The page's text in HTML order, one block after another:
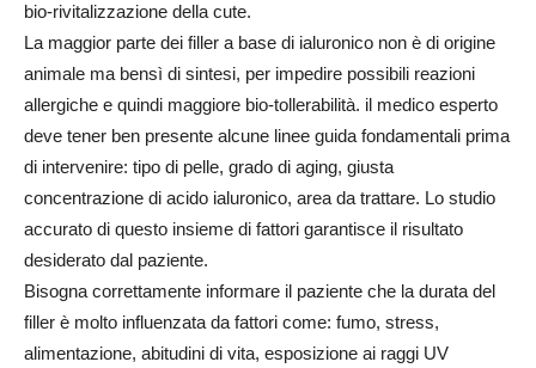
bio-rivitalizzazione della cute.
La maggior parte dei filler a base di ialuronico non è di origine
animale ma bensì di sintesi, per impedire possibili reazioni
allergiche e quindi maggiore bio-tollerabilità. il medico esperto
deve tener ben presente alcune linee guida fondamentali prima
di intervenire: tipo di pelle, grado di aging, giusta
concentrazione di acido ialuronico, area da trattare. Lo studio
accurato di questo insieme di fattori garantisce il risultato
desiderato dal paziente.
Bisogna correttamente informare il paziente che la durata del
filler è molto influenzata da fattori come: fumo, stress,
alimentazione, abitudini di vita, esposizione ai raggi UV